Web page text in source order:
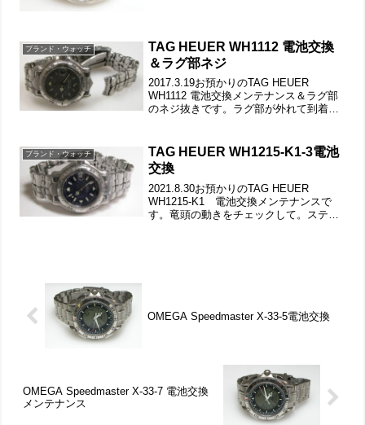
ブランド・ウォッチ
TAG HEUER WH1112 電池交換
＆ラグ部ネジ
2017.3.19お預かりのTAG HEUER
WH1112 電池交換メンテナンス＆ラグ部
のネジ抜きです。ラグ部が外れて到着。
切り部分が折れ込んでおります。メーカ
ーでは...
ブランド・ウォッチ
TAG HEUER WH1215-K1-3電池
交換
2021.8.30お預かりのTAG HEUER
WH1215-K1 電池交換メンテナンスで
す。竜頭の動きをチェックして。ステン
OMEGA Speedmaster X-33-5電池交換
OMEGA Speedmaster X-33-7 電池交換
メンテナンス